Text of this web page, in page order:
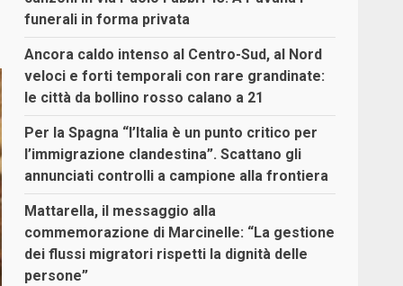
funerali in forma privata
Ancora caldo intenso al Centro-Sud, al Nord
veloci e forti temporali con rare grandinate:
le città da bollino rosso calano a 21
Per la Spagna “l’Italia è un punto critico per
l’immigrazione clandestina”. Scattano gli
annunciati controlli a campione alla frontiera
Mattarella, il messaggio alla
commemorazione di Marcinelle: “La gestione
dei flussi migratori rispetti la dignità delle
persone”